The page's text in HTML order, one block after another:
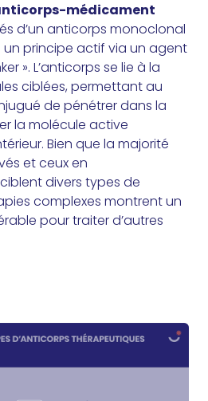
médicament
d’un anticorps monoclonal
principe actif via un agent
». L’anticorps se lie à la
ciblées, permettant au
de pénétrer dans la
la molécule active
Bien que la majorité
et ceux en
divers types de
complexes montrent un
pour traiter d’autres